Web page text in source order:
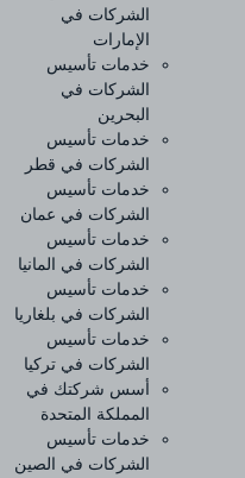
الشركات في
الإمارات
خدمات تأسيس
الشركات في
البحرين
خدمات تأسيس
الشركات في قطر
خدمات تأسيس
الشركات في عمان
خدمات تأسيس
الشركات في المانيا
خدمات تأسيس
الشركات في بلغاريا
خدمات تأسيس
الشركات في تركيا
أسس شركتك في
المملكة المتحدة
خدمات تأسيس
الشركات في الصين